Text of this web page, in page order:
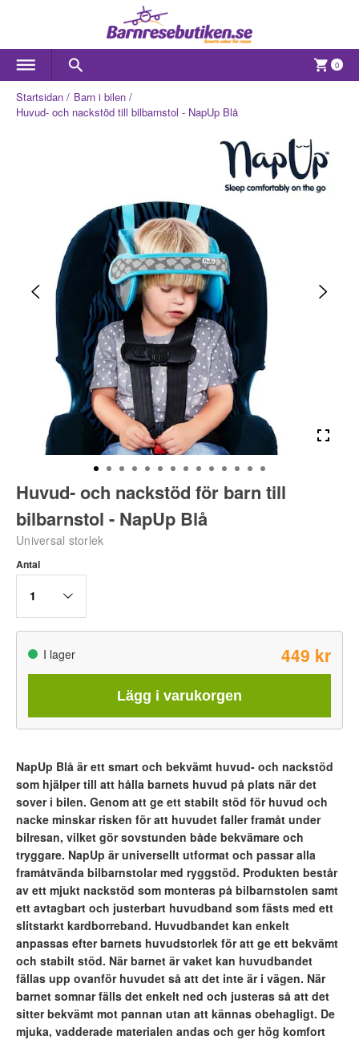
0
Startsidan
Barn i bilen
Huvud- och nackstöd till bilbarnstol - NapUp Blå
Huvud- och nackstöd för barn till
bilbarnstol - NapUp Blå
Universal storlek
Antal
1
I lager 449 kr
Lägg i varukorgen
NapUp Blå är ett smart och bekvämt huvud- och nackstöd
som hjälper till att hålla barnets huvud på plats när det
sover i bilen. Genom att ge ett stabilt stöd för huvud och
nacke minskar risken för att huvudet faller framåt under
bilresan, vilket gör sovstunden både bekvämare och
tryggare. NapUp är universellt utformat och passar alla
framåtvända bilbarnstolar med ryggstöd. Produkten består
av ett mjukt nackstöd som monteras på bilbarnstolen samt
ett avtagbart och justerbart huvudband som fästs med ett
slitstarkt kardborreband. Huvudbandet kan enkelt
anpassas efter barnets huvudstorlek för att ge ett bekvämt
och stabilt stöd. När barnet är vaket kan huvudbandet
fällas upp ovanför huvudet så att det inte är i vägen. När
barnet somnar fälls det enkelt ned och justeras så att det
sitter bekvämt mot pannan utan att kännas obehagligt. De
mjuka, vadderade materialen andas och ger hög komfort